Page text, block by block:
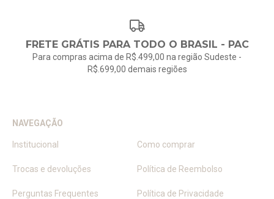
FRETE GRÁTIS PARA TODO O BRASIL - PAC
Para compras acima de R$.499,00 na região Sudeste -
R$.699,00 demais regiões
NAVEGAÇÃO
Institucional Como comprar
Trocas e devoluções Política de Reembolso
Perguntas Frequentes Política de Privacidade